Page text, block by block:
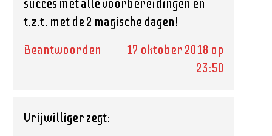
succes met alle voorbereidingen en
t.z.t. met de 2 magische dagen!
Beantwoorden
17 oktober 2018 op
23:50
Vrijwilliger zegt: